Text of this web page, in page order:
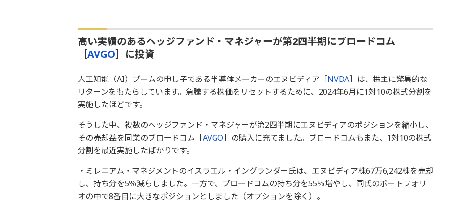
高い実績のあるヘッジファンド・マネジャーが第2四半期にブロードコム
［AVGO］に投資
人工知能（AI）ブームの申し子である半導体メーカーのエヌビディア［NVDA］は、株主に驚異的な
リターンをもたらしています。急騰する株価をリセットするために、2024年6月に1対10の株式分割を
実施したほどです。
そうした中、複数のヘッジファンド・マネジャーが第2四半期にエヌビディアのポジションを縮小し、
その売却益を同業のブロードコム［AVGO］の購入に充てました。ブロードコムもまた、1対10の株式
分割を最近実施したばかりです。
・ミレニアム・マネジメントのイスラエル・イングランダー氏は、エヌビディア株67万6,242株を売却
し、持ち分を5％減らしました。一方で、ブロードコムの持ち分を55％増やし、同氏のポートフォリ
オの中で8番目に大きなポジションとしました（オプションを除く）。